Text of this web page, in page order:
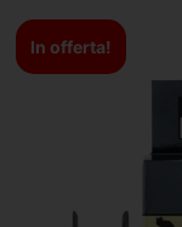
In offerta!